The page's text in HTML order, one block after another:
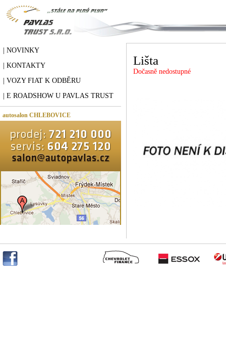
| NOVINKY
| KONTAKTY
| VOZY FIAT K ODBĚRU
| E ROADSHOW U PAVLAS TRUST
autosalon CHLEBOVICE
Lišta
Dočasně nedostupné